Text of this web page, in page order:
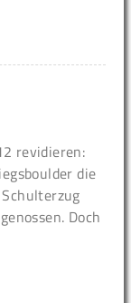
revidieren:
die
Doch